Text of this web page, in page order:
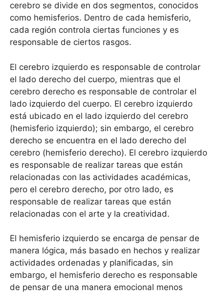
cerebro se divide en dos segmentos, conocidos
como hemisferios. Dentro de cada hemisferio,
cada región controla ciertas funciones y es
responsable de ciertos rasgos.
El cerebro izquierdo es responsable de controlar
el lado derecho del cuerpo, mientras que el
cerebro derecho es responsable de controlar el
lado izquierdo del cuerpo. El cerebro izquierdo
está ubicado en el lado izquierdo del cerebro
(hemisferio izquierdo); sin embargo, el cerebro
derecho se encuentra en el lado derecho del
cerebro (hemisferio derecho). El cerebro izquierdo
es responsable de realizar tareas que están
relacionadas con las actividades académicas,
pero el cerebro derecho, por otro lado, es
responsable de realizar tareas que están
relacionadas con el arte y la creatividad.
El hemisferio izquierdo se encarga de pensar de
manera lógica, más basado en hechos y realizar
actividades ordenadas y planificadas, sin
embargo, el hemisferio derecho es responsable
de pensar de una manera emocional menos